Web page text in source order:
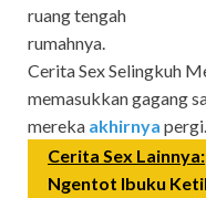
ruang tengah
rumahnya.
Cerita Sex Selingkuh
memasukkan gagang
mereka akhirnya pergi.
Cerita Sex Lainnya:
Ngentot Ibuku